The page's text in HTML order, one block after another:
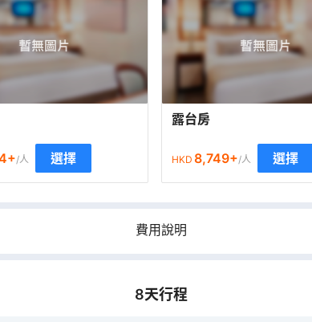
+/人 選擇
露台房
HKD 8,749+/人 選擇
費用說明
8天行程